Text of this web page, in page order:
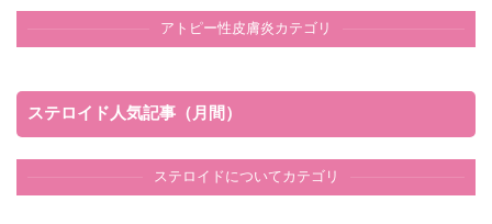
アトピー性皮膚炎カテゴリ
ステロイド人気記事（月間）
ステロイドについてカテゴリ